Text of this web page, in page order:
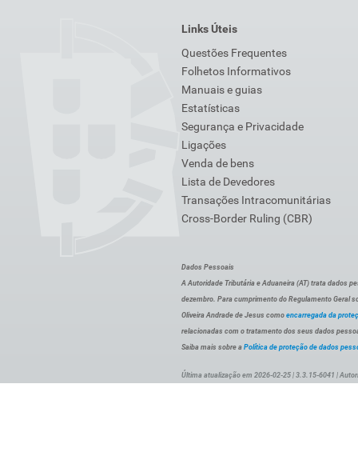
Links Úteis
Questões Frequentes
Folhetos Informativos
Manuais e guias
Estatísticas
Segurança e Privacidade
Ligações
Venda de bens
Lista de Devedores
Transações Intracomunitárias
Cross-Border Ruling (CBR)
Dados Pessoais
A Autoridade Tributária e Aduaneira (AT) trata dados
dezembro. Para cumprimento do Regulamento Geral
Oliveira Andrade de Jesus como encarregada da
relacionadas com o tratamento dos seus dados
Saiba mais sobre a Política de proteção de dados
Última atualização em 2026-02-25 | 3.3.15-6041 |